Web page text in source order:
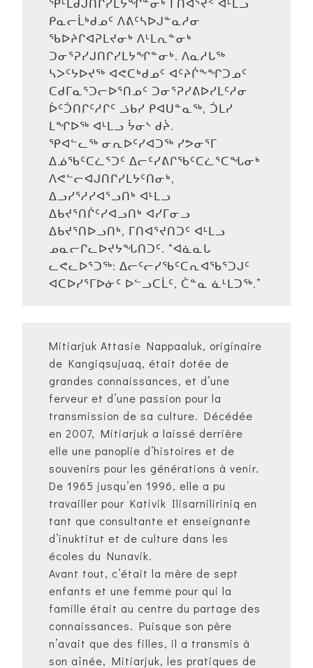
ᕿᒻᒪᑯᒍᑎᒋᓯᒪᔭᖏᓐᓂᒃ ᒥᑎᐊᕐᔫᑉ ᐊᒻᒪᓗ
ᑭᓇᓕᒫᒃᑯᓄᑦ ᐱᕕᑦᓴᐅᒍᓐᓇᓱᓂ
ᖃᐅᔨᒋᐊᕈᒪᔪᓂᒃ ᐱᒻᒪᕆᓐᓂᒃ
ᑐᓂᕐᕈᓯᒍᑎᒋᓯᒪᔭᖏᓐᓂᒃ. ᐱᓇᓱᒐᖅ
ᓴᐳᑦᔭᐅᔪᖅ ᐊᕙᑕᒃᑯᓄᑦ ᐊᑦᔨᒌᖕᖏᑐᓄᑦ
ᑕᑯᒥᓇᕐᑐᓕᐅᕐᑎᓄᑦ ᑐᓂᕐᕈᓯᕕᐅᓯᒪᑦᓱᓂ
ᐆᑦᑑᑎᒋᑦᓱᒋᑦ ᓘᑲᓯ ᑭᐊᑌᓐᓇᖅ, ᑑᒪᓯ
ᒪᖏᐅᖅ ᐊᒻᒪᓗ ᔮᓂᔅ ᑯᔩ.
ᕿᐊᓪᓚᖅ ᓂᕆᐅᑦᓯᐊᑐᖅ ᓯᕗᓂᕐᒥ
ᐃᓅᖃᑦᑕᓛᕐᑐᑦ ᐃᓕᑦᓯᕕᒋᖃᑦᑕᓛᕐᑕᖓᓂᒃ
ᐱᕙᓪᓕᐊᒍᑎᒋᓯᒪᔭᑦᑎᓂᒃ,
ᐃᓗᓯᕐᓱᓯᐊᕐᓗᑎᒃ ᐊᒻᒪᓗ
ᐃᑲᔪᕐᑎᒌᑦᓯᐊᓗᑎᒃ ᐊᓯᒥᓂᓗ
ᐃᑲᔪᕐᑎᐅᓗᑎᒃ, ᒥᑎᐊᕐᔪᑎᑐᑦ ᐊᒻᒪᓗ
ᓄᓇᓕᒋᓚᐅᔪᔭᖓᑎᑐᑦ. “ᐊᓈᓇᒐ
ᓚᕙᓚᐅᕐᑐᖅ: ᐃᓕᑦᓕᓯᖃᑦᑕᕆᐊᖃᕐᑐᒍᑦ
ᐊᑕᐅᓯᕐᒥᐅᓃᑦ ᐅᓪᓗᑕᒫᑦ, ᑖᓐᓇ ᓈᒻᒪᑐᖅ.”
Mitiarjuk Attasie Nappaaluk, originaire
de Kangiqsujuaq, était dotée de
grandes connaissances, et d’une
ferveur et d’une passion pour la
transmission de sa culture. Décédée
en 2007, Mitiarjuk a laissé derrière
elle une panoplie d’histoires et de
souvenirs pour les générations à venir.
De 1965 jusqu’en 1996, elle a pu
travailler pour Kativik Ilisarniliriniq en
tant que consultante et enseignante
d’inuktitut et de culture dans les
écoles du Nunavik.
Avant tout, c’était la mère de sept
enfants et une femme pour qui la
famille était au centre du partage des
connaissances. Puisque son père
n’avait que des filles, il a transmis à
son aînée, Mitiarjuk, les pratiques de